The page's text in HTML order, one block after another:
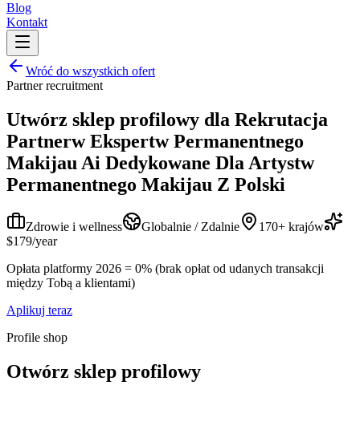
Blog
Kontakt
Wróć do wszystkich ofert
Partner recruitment
Utwórz sklep profilowy dla Rekrutacja
Partnerw Ekspertw Permanentnego
Makijau Ai Dedykowane Dla Artystw
Permanentnego Makijau Z Polski
Zdrowie i wellness Globalnie / Zdalnie
170+ krajów
$179/year
Opłata platformy 2026 = 0% (brak opłat od udanych transakcji
między Tobą a klientami)
Aplikuj teraz
Profile shop
Otwórz sklep profilowy